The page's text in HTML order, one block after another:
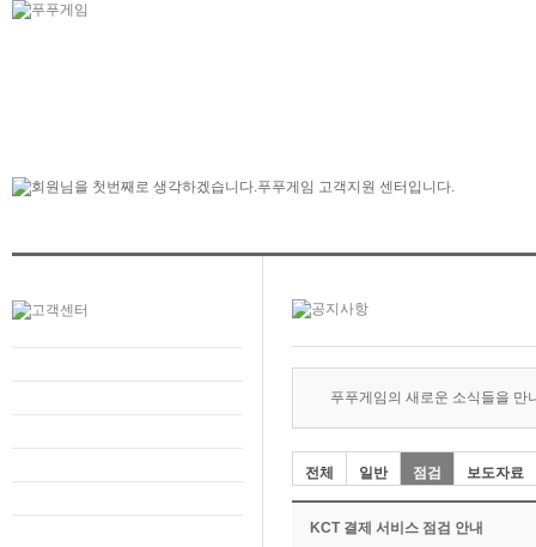
푸푸게임의 새로운 소식들을 만
전체 일반 점검 보도자료
KCT 결제 서비스 점검 안내